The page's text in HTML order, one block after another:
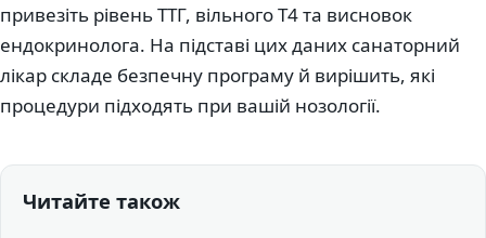
привезіть рівень ТТГ, вільного Т4 та висновок
ендокринолога. На підставі цих даних санаторний
лікар складе безпечну програму й вирішить, які
процедури підходять при вашій нозології.
Читайте також